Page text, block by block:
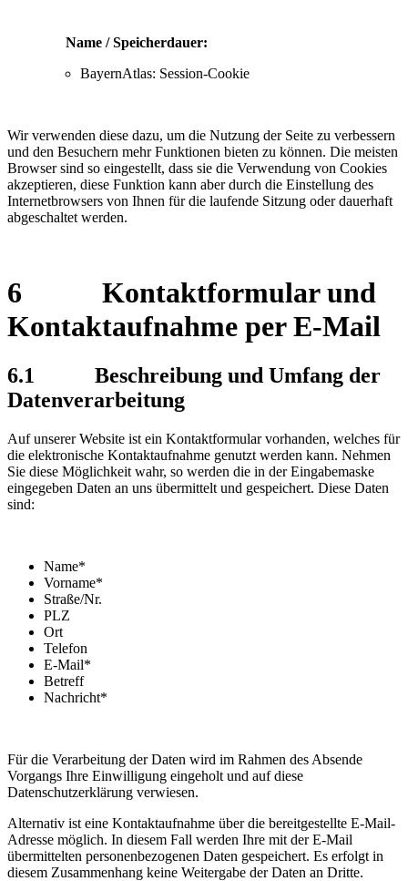
Name / Speicherdauer:
BayernAtlas: Session-Cookie
Wir verwenden diese dazu, um die Nutzung der Seite zu verbessern
und den Besuchern mehr Funktionen bieten zu können. Die meisten
Browser sind so eingestellt, dass sie die Verwendung von Cookies
akzeptieren, diese Funktion kann aber durch die Einstellung des
Internetbrowsers von Ihnen für die laufende Sitzung oder dauerhaft
abgeschaltet werden.
6 Kontaktformular und
Kontaktaufnahme per E-Mail
6.1 Beschreibung und Umfang der
Datenverarbeitung
Auf unserer Website ist ein Kontaktformular vorhanden, welches für
die elektronische Kontaktaufnahme genutzt werden kann. Nehmen
Sie diese Möglichkeit wahr, so werden die in der Eingabemaske
eingegeben Daten an uns übermittelt und gespeichert. Diese Daten
sind:
Name*
Vorname*
Straße/Nr.
PLZ
Ort
Telefon
E-Mail*
Betreff
Nachricht*
Für die Verarbeitung der Daten wird im Rahmen des Absende
Vorgangs Ihre Einwilligung eingeholt und auf diese
Datenschutzerklärung verwiesen.
Alternativ ist eine Kontaktaufnahme über die bereitgestellte E-Mail-
Adresse möglich. In diesem Fall werden Ihre mit der E-Mail
übermittelten personenbezogenen Daten gespeichert. Es erfolgt in
diesem Zusammenhang keine Weitergabe der Daten an Dritte.